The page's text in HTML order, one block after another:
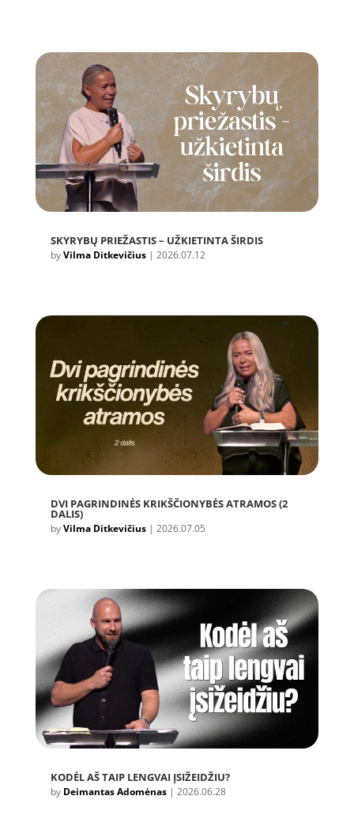
SKYRYBŲ PRIEŽASTIS – UŽKIETINTA ŠIRDIS
byVilma Ditkevičius| 2026.07.12
DVI PAGRINDINĖS KRIKŠČIONYBĖS ATRAMOS (2
DALIS)
byVilma Ditkevičius| 2026.07.05
KODĖL AŠ TAIP LENGVAI ĮSIŽEIDŽIU?
by Deimantas Adomėnas| 2026.06.28